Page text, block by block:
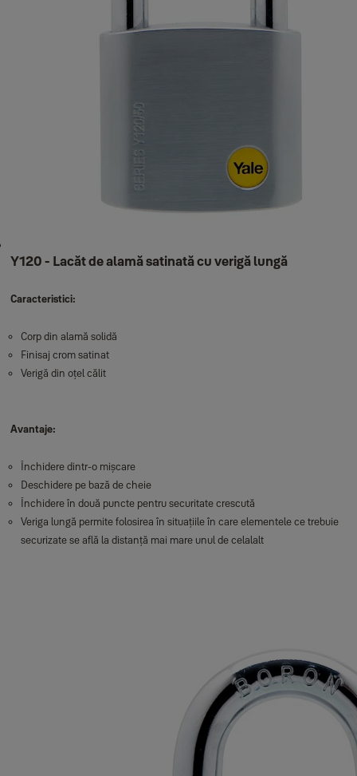
Y120 - Lacăt de alamă satinată cu verigă lungă
Caracteristici:
Corp din alamă solidă
Finisaj crom satinat
Verigă din oțel călit
Avantaje:
Închidere dintr-o mișcare
Deschidere pe bază de cheie
Închidere în două puncte pentru securitate crescută
Veriga lungă permite folosirea în situațiile în care elementele ce trebuie
securizate se află la distanță mai mare unul de celalalt